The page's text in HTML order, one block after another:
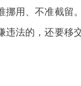
用、不准截留
法的，还要